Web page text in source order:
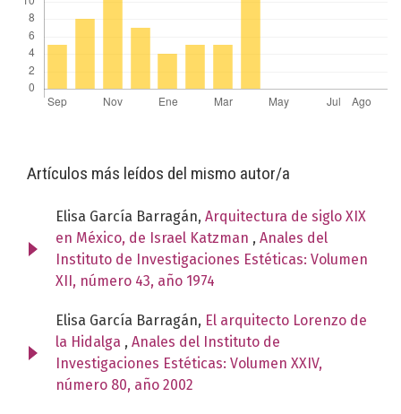
Artículos más leídos del mismo autor/a
Elisa García Barragán, Arquitectura de siglo XIX
en México, de Israel Katzman , Anales del
Instituto de Investigaciones Estéticas: Volumen
XII, número 43, año 1974
Elisa García Barragán, El arquitecto Lorenzo de
la Hidalga , Anales del Instituto de
Investigaciones Estéticas: Volumen XXIV,
número 80, año 2002